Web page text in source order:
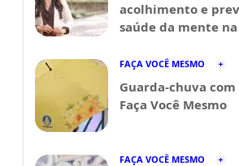
acolhimento e
saúde da mente
FAÇA VOCÊ MESMO
Guarda-chuva
Faça Você Mesmo
FAÇA VOCÊ MESMO